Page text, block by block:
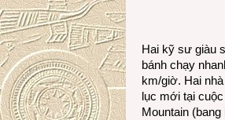
Hai kỹ sư giàu
bánh chạy
km/giờ. Hai
lục mới tại
Mountain